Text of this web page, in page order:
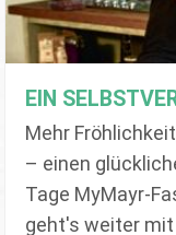
EIN
Mehr
– einen
Tage MyMayr-
geht's weiter mit